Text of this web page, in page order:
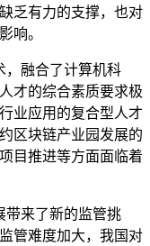
乏有力的支撑，也对
响。
，融合了计算机科
才的综合素质要求极
业应用的复合型人才
区块链产业园发展的
目推进等方面面临着
带来了新的监管挑
管难度加大，我国对